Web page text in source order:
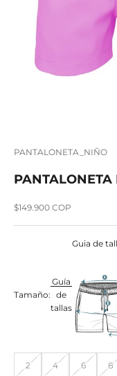
PANTALONETA_NIÑO
PANTALONETA
Precio de oferta
$149.900 COP
Tamaño:
Guía
de
tallas
Guia de
2 4 6 8